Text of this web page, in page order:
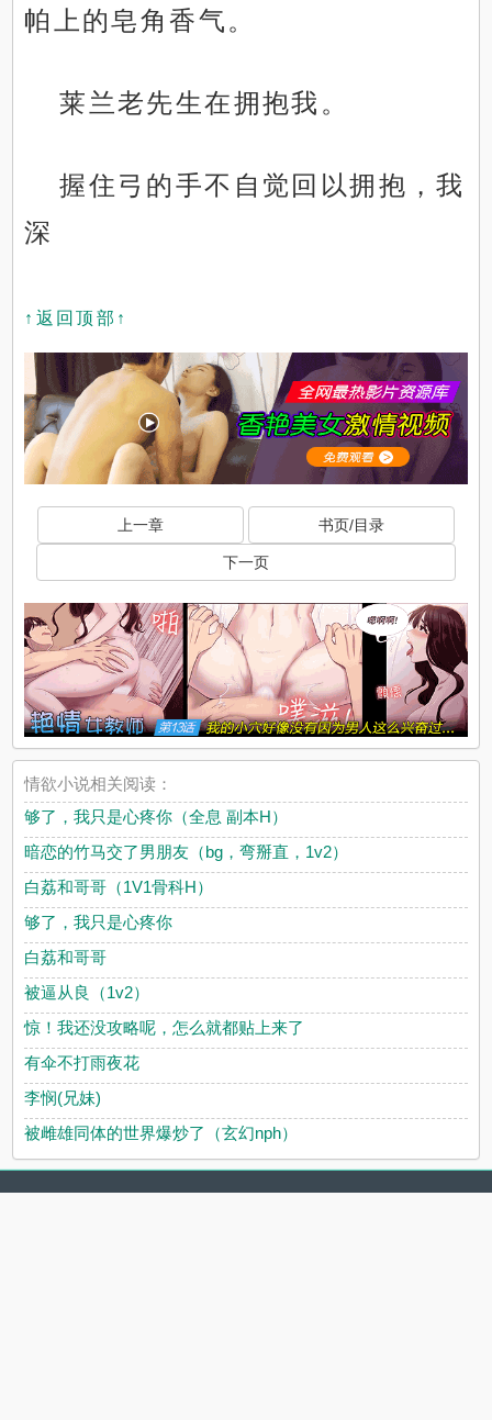
帕上的皂角香气。
莱兰老先生在拥抱我。
握住弓的手不自觉回以拥抱，我
深
↑返回顶部↑
上一章 书页/目录
下一页
情欲小说相关阅读：
够了，我只是心疼你（全息 副本H）
暗恋的竹马交了男朋友（bg，弯掰直，1v2）
白荔和哥哥（1V1骨科H）
够了，我只是心疼你
白荔和哥哥
被逼从良（1v2）
惊！我还没攻略呢，怎么就都贴上来了
有伞不打雨夜花
李悯(兄妹)
被雌雄同体的世界爆炒了（玄幻nph）